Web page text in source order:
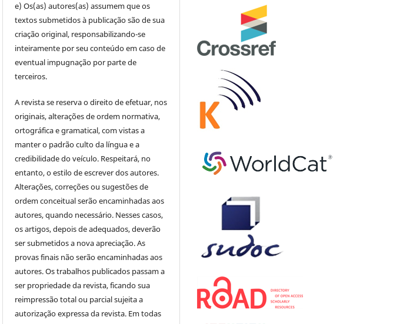
e) Os(as) autores(as) assumem que os
textos submetidos à publicação são de sua
criação original, responsabilizando-se
inteiramente por seu conteúdo em caso de
eventual impugnação por parte de
terceiros.
A revista se reserva o direito de efetuar, nos
originais, alterações de ordem normativa,
ortográfica e gramatical, com vistas a
manter o padrão culto da língua e a
credibilidade do veículo. Respeitará, no
entanto, o estilo de escrever dos autores.
Alterações, correções ou sugestões de
ordem conceitual serão encaminhadas aos
autores, quando necessário. Nesses casos,
os artigos, depois de adequados, deverão
ser submetidos a nova apreciação. As
provas finais não serão encaminhadas aos
autores. Os trabalhos publicados passam a
ser propriedade da revista, ficando sua
reimpressão total ou parcial sujeita a
autorização expressa da revista. Em todas